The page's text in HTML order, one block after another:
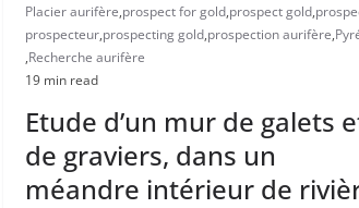
Placier aurifère,prospect for gold,prospect gold,
prospecteur,prospecting gold,prospection aurifère,
,Recherche aurifère
19 min read
Etude d’un mur de galets
de graviers, dans un
méandre intérieur de